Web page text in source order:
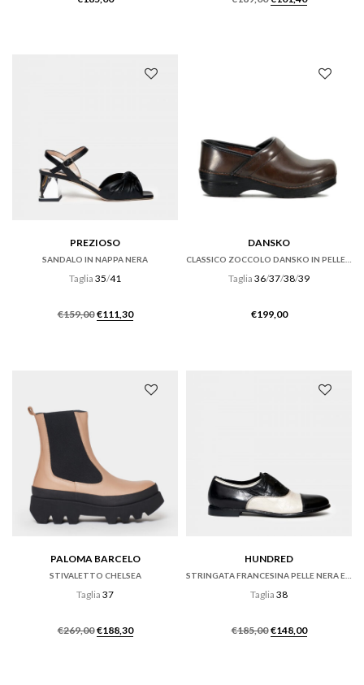
PREZIOSO
SANDALO IN NAPPA NERA
Taglia 35/41
€159,00 Il
€111,30Il
DANSKO
Taglia 36/37/38/39
€199,00
PALOMA BARCELO
STIVALETTO CHELSEA
Taglia 37
€269,00 Il
€188,30Il
HUNDRED
Taglia 38
€185,00 Il
€148,00Il